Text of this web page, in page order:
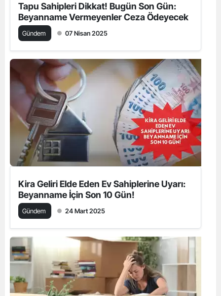
Tapu Sahipleri Dikkat! Bugün Son Gün:
Beyanname Vermeyenler Ceza Ödeyecek
Gündem 07 Nisan 2025
Kira Geliri Elde Eden Ev Sahiplerine Uyarı:
Beyanname İçin Son 10 Gün!
Gündem 24 Mart 2025